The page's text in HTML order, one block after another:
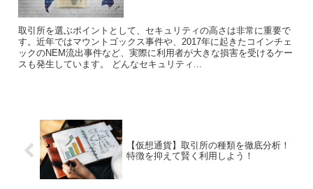
取引所を選ぶポイントとして、セキュリティの高さは非常に重要で
す。近年ではマウントゴックス事件や、2017年に起きたコインチェ
ックのNEM流出事件など、実際に利用者が大きな損害を受けるケー
スも発生しています。 どんなセキュリティ...
【仮想通貨】取引所の種類を徹底分析！
特徴を抑えて賢く利用しよう！